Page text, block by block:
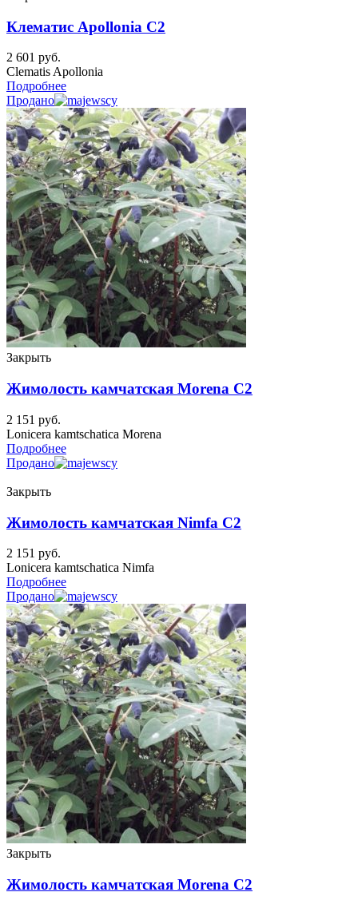
Клематис Apollonia C2
2 601 руб.
Clematis Apollonia
Подробнее
Продано
Закрыть
Жимолость камчатская Morena C2
2 151 руб.
Lonicera kamtschatica Morena
Подробнее
Продано
Закрыть
Жимолость камчатская Nimfa C2
2 151 руб.
Lonicera kamtschatica Nimfa
Подробнее
Продано
Закрыть
Жимолость камчатская Morena C2